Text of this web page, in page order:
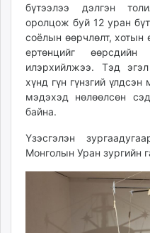
tac.mn
paparazzi.mn
unread.today
бүтээлээ дэлгэн
оролцож буй 12 уран
соёлын өөрчлөлт, хотын
ертөнцийг
илэрхийлжээ. Тэд
хүнд гүн гүнзгий
мэдэхэд нөлөөлсөн
байна.
Үзэсгэлэн
Монголын Уран зургийн